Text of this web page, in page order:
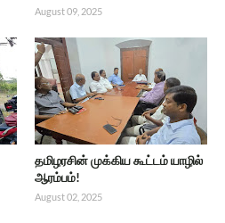
August 09, 2025
தமிழரசின் முக்கிய கூட்டம் யாழில்
ஆரம்பம்!
August 02, 2025